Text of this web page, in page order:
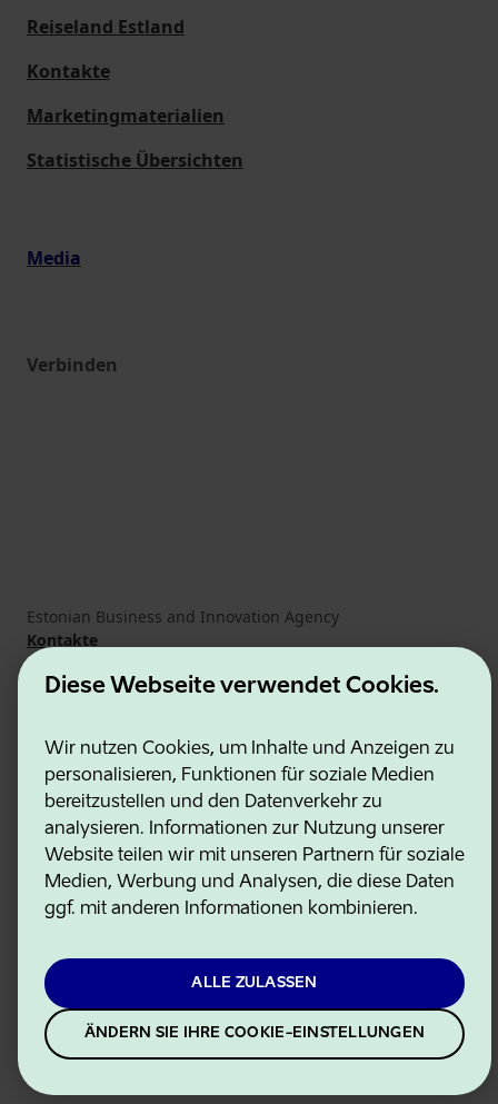
Diese Webseite verwendet Cookies.
Wir nutzen Cookies, um Inhalte und Anzeigen zu
personalisieren, Funktionen für soziale Medien
bereitzustellen und den Datenverkehr zu
analysieren. Informationen zur Nutzung unserer
Website teilen wir mit unseren Partnern für soziale
Medien, Werbung und Analysen, die diese Daten
ggf. mit anderen Informationen kombinieren.
ALLE ZULASSEN
ÄNDERN SIE IHRE COOKIE-EINSTELLUNGEN
Reiseland Estland
Kontakte
Marketingmaterialien
Statistische Übersichten
Media
Verbinden
Estonian Business and Innovation Agency
Kontakte
Kooperationspartner
Nutzungsbedingungen